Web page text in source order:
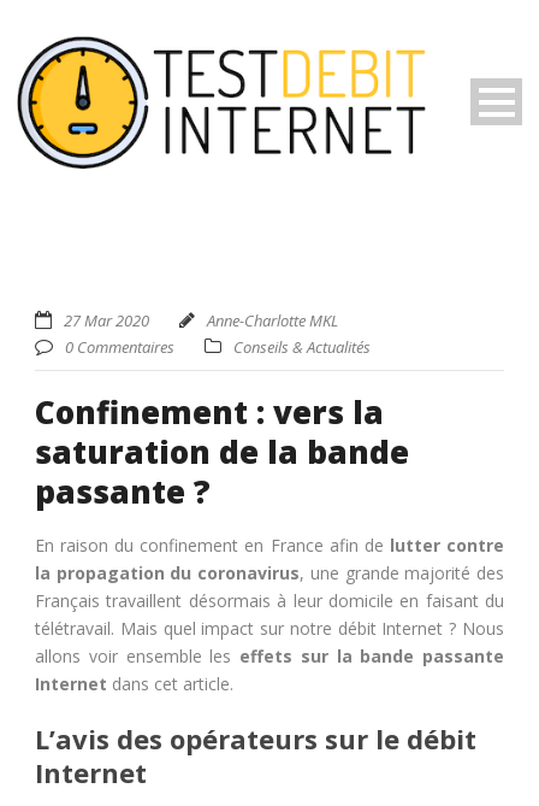
27 Mar 2020
Anne-Charlotte MKL
0 Commentaires
Conseils & Actualités
Confinement : vers la
saturation de la bande
passante ?
En raison du confinement en France afin de lutter contre
la propagation du coronavirus, une grande majorité des
Français travaillent désormais à leur domicile en faisant du
télétravail. Mais quel impact sur notre débit Internet ? Nous
allons voir ensemble les effets sur la bande passante
Internet dans cet article.
L’avis des opérateurs sur le débit
Internet